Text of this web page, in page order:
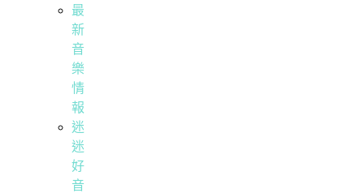
最
新
音
樂
情
報
迷
迷
好
音